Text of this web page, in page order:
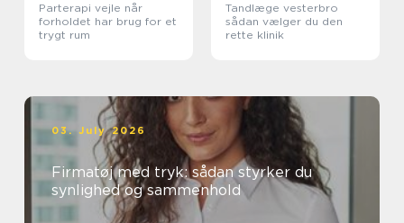
Parterapi vejle når
forholdet har brug for et
trygt rum
Tandlæge vesterbro
sådan vælger du den
rette klinik
03. July 2026
Firmatøj med tryk: sådan styrker du
synlighed og sammenhold